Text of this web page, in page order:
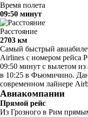
Время полета
09:50 минут
Расстояние
2703 км
Самый быстрый
Airlines с номером рейса
09:50 минут с вылетом
в 10:25 в Фьюмичино.
современном лайнере
Авиакомпании
Прямой рейс
Из Грозного в Рим